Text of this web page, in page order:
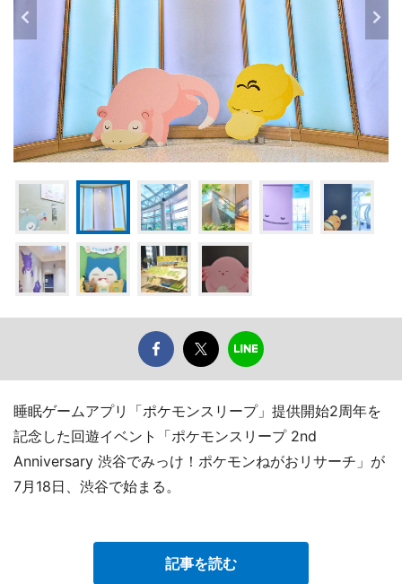
睡眠ゲームアプリ「ポケモンスリープ」提供開始2周年を
記念した回遊イベント「ポケモンスリープ 2nd
Anniversary 渋谷でみっけ！ポケモンねがおリサーチ」が
7月18日、渋谷で始まる。
記事を読む